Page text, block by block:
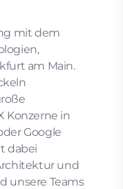
mit dem
am Main.
Konzerne in
Google
dabei
und
unsere Teams